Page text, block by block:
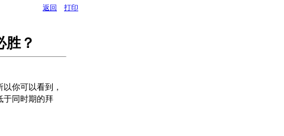
返回 打印
胜？
你可以看到，
于同时期的拜